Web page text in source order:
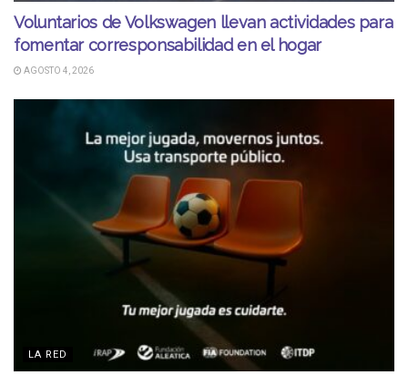
Voluntarios de Volkswagen llevan actividades para
fomentar corresponsabilidad en el hogar
AGOSTO 4, 2026
LA RED